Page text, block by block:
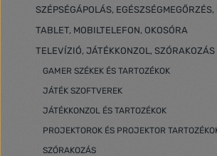
SZÉPSÉGÁPOLÁS,
TABLET, MOBILTELEFON, OKOSÓRA
TELEVÍZIÓ, JÁTÉKKONZOL, SZÓRAKOZÁS
GAMER SZÉKEK ÉS TARTOZÉKOK
JÁTÉK SZOFTVEREK
JÁTÉKKONZOL ÉS TARTOZÉKOK
PROJEKTOROK ÉS PROJEKTOR
SZÓRAKOZÁS